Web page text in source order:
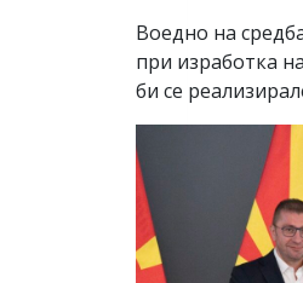
Воедно на
при изработка
би се